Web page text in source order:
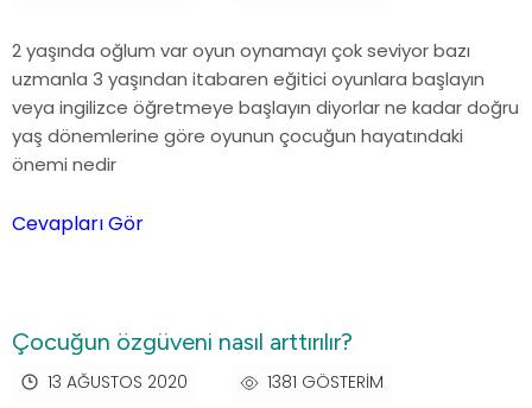
2 yaşında oğlum var oyun oynamayı çok seviyor bazı
uzmanla 3 yaşından itabaren eğitici oyunlara başlayın
veya ingilizce öğretmeye başlayın diyorlar ne kadar doğru
yaş dönemlerine göre oyunun çocuğun hayatındaki
önemi nedir
Cevapları Gör
Çocuğun özgüveni nasıl arttırılır?
13 AĞUSTOS 2020 1381 GÖSTERIM